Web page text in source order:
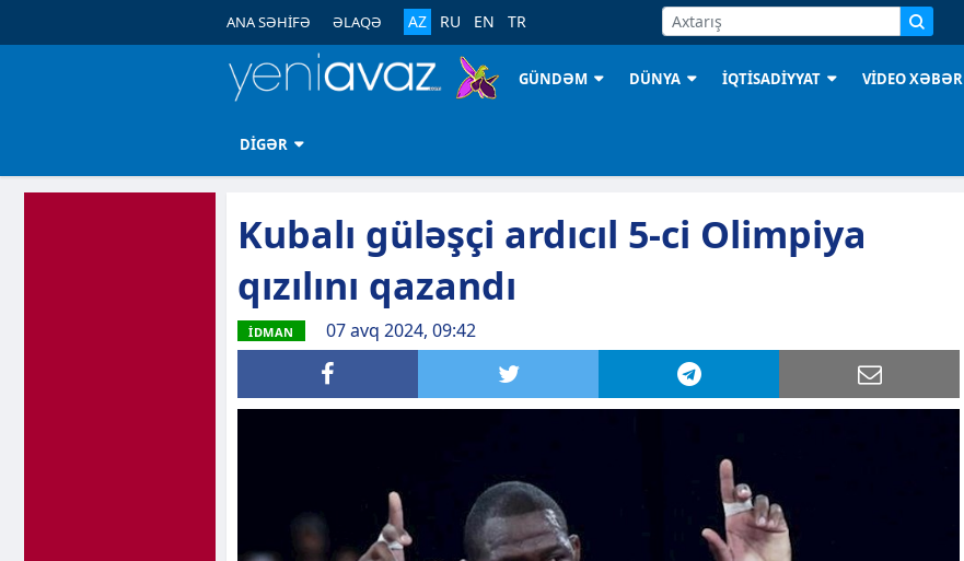
ANA SƏHİFƏ ƏLAQƏ AZ RU EN TR
GÜNDƏM DÜNYA İQTİSADİYYAT VİDEO XƏBƏR
DİGƏR
Kubalı güləşçi ardıcıl 5-ci Olimpiya
qızılını qazandı
İDMAN 07 avq 2024, 09:42